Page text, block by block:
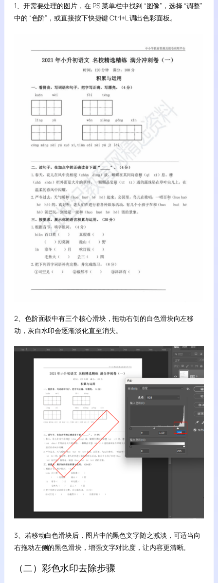
1、开需要处理的图片，在 PS 菜单栏中找到 “图像”，选择 “调整”
中的 “色阶”，或直接按下快捷键 Ctrl+L 调出色彩面板。
2、色阶面板中有三个核心滑块，拖动右侧的白色滑块向左移
动，灰白水印会逐渐淡化直至消失。
3、若移动白色滑块后，图片中的黑色文字随之减淡，可适当向
右拖动左侧的黑色滑块，增强文字对比度，让内容更清晰。
（二）彩色水印去除步骤